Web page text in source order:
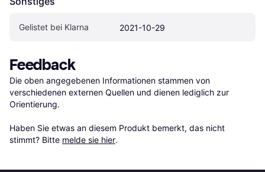
Gelistet bei Klarna 2021-10-29
Feedback
Die oben angegebenen Informationen stammen von
verschiedenen externen Quellen und dienen lediglich zur
Orientierung.
Haben Sie etwas an diesem Produkt bemerkt, das nicht
stimmt? Bitte melde sie hier.